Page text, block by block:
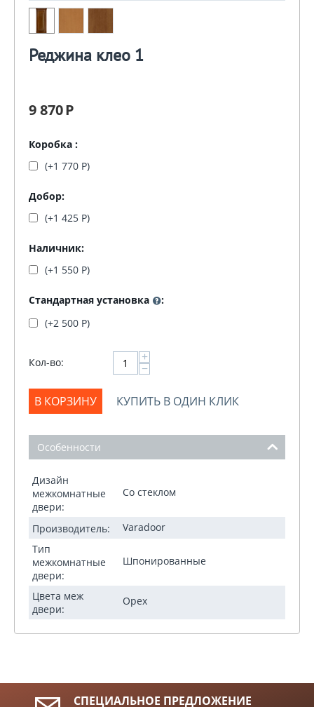
Реджина клео 1
9 870Р
Коробка :
(+1 770 Р)
Добор:
(+1 425 Р)
Наличник:
(+1 550 Р)
Стандартная установка
:
(+2 500 Р)
Кол-во: +
−
В КОРЗИНУ КУПИТЬ В ОДИН КЛИК
Особенности
Дизайн
межкомнатные
двери:
Со стеклом
Производитель:
Varadoor
Тип
межкомнатные
двери:
Шпонированные
Цвета меж
двери:
Орех
СПЕЦИАЛЬНОЕ ПРЕДЛОЖЕНИЕ